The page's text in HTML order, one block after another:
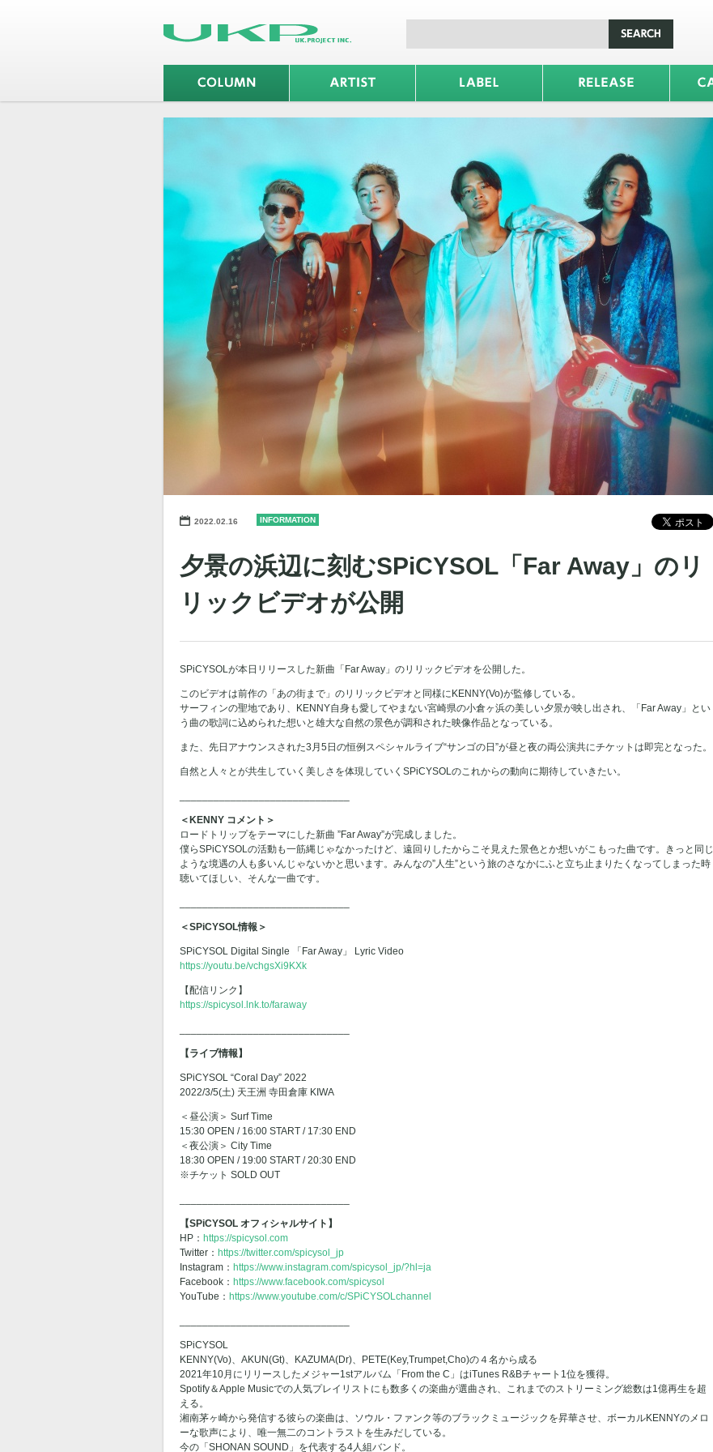
2022.02.16 INFORMATION
夕景の浜辺に刻むSPiCYSOL「Far Away」のリ
リックビデオが公開
SPiCYSOLが本日リリースした新曲「Far Away」のリリックビデオを公開した。
このビデオは前作の「あの街まで」のリリックビデオと同様にKENNY(Vo)が監修している。
サーフィンの聖地であり、KENNY自身も愛してやまない宮崎県の小倉ヶ浜の美しい夕景が映し出され、「Far Away」とい
う曲の歌詞に込められた想いと雄大な自然の景色が調和された映像作品となっている。
また、先日アナウンスされた3月5日の恒例スペシャルライブ“サンゴの日”が昼と夜の両公演共にチケットは即完となった。
自然と人々とが共生していく美しさを体現していくSPiCYSOLのこれからの動向に期待していきたい。
＜KENNY コメント＞
ロードトリップをテーマにした新曲 ”Far Away”が完成しました。
僕らSPiCYSOLの活動も一筋縄じゃなかったけど、遠回りしたからこそ見えた景色とか想いがこもった曲です。きっと同じ
ような境遇の人も多いんじゃないかと思います。みんなの”人生”という旅のさなかにふと立ち止まりたくなってしまった時
聴いてほしい、そんな一曲です。
＜SPiCYSOL情報＞
SPiCYSOL Digital Single 「Far Away」 Lyric Video
https://youtu.be/vchgsXi9KXk
【配信リンク】
https://spicysol.lnk.to/faraway
【ライブ情報】
SPiCYSOL “Coral Day” 2022
2022/3/5(土) 天王洲 寺田倉庫 KIWA
＜昼公演＞ Surf Time
15:30 OPEN / 16:00 START / 17:30 END
＜夜公演＞ City Time
18:30 OPEN / 19:00 START / 20:30 END
※チケット SOLD OUT
【SPiCYSOL オフィシャルサイト】
HP： https://spicysol.com
Twitter： https://twitter.com/spicysol_jp
Instagram： https://www.instagram.com/spicysol_jp/?hl=ja
Facebook： https://www.facebook.com/spicysol
YouTube： https://www.youtube.com/c/SPiCYSOLchannel
SPiCYSOL
KENNY(Vo)、AKUN(Gt)、KAZUMA(Dr)、PETE(Key,Trumpet,Cho)の４名から成る
2021年10月にリリースしたメジャー1stアルバム「From the C」はiTunes R&Bチャート1位を獲得。
Spotify＆Apple Musicでの人気プレイリストにも数多くの楽曲が選曲され、これまでのストリーミング総数は1億再生を超
える。
湘南茅ヶ崎から発信する彼らの楽曲は、ソウル・ファンク等のブラックミュージックを昇華させ、ボーカルKENNYのメロ
ーな歌声により、唯一無二のコントラストを生みだしている。
今の「SHONAN SOUND」を代表する4人組バンド。